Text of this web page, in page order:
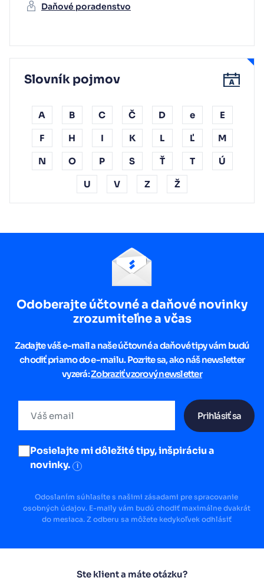
Daňové poradenstvo
Slovník pojmov
A B C Č D e E
F H I K L Ľ M
N O P S Ť T Ú
U V Z Ž
Odoberajte účtovné a daňové novinky
zrozumiteľne a včas
Zadajte váš e-mail a naše účtovné a daňové tipy vám budú
chodiť priamo do e-mailu. Pozrite sa, ako náš newsletter
vyzerá:Zobraziť vzorový newsletter
Prihlásiť sa
Posielajte mi dôležité tipy, inšpiráciu a
novinky.
i
Odoslaním súhlasíte s našimi zásadami pre spracovanie
osobných údajov. E-maily vám budú chodiť maximálne dvakrát
do mesiaca. Z odberu sa môžete kedykoľvek odhlásiť
Ste klient a máte otázku?